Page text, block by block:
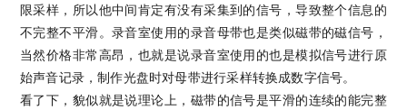
限采样，所以他中间肯定有没有采集到的信号，导致整个信息的
不完整不平滑。录音室使用的录音母带也是类似磁带的磁信号，
当然价格非常高昂，也就是说录音室使用的也是模拟信号进行原
始声音记录，制作光盘时对母带进行采样转换成数字信号。
看了下，貌似就是说理论上，磁带的信号是平滑的连续的能完整